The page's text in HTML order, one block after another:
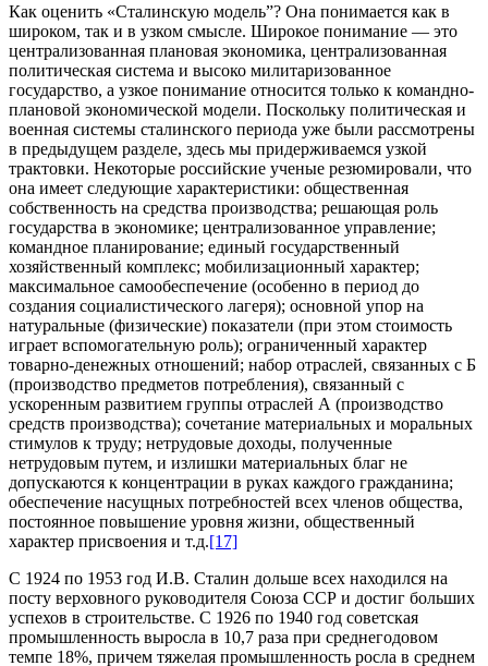
Как оценить «Сталинскую модель”? Она понимается как в
широком, так и в узком смысле. Широкое понимание — это
централизованная плановая экономика, централизованная
политическая система и высоко милитаризованное
государство, а узкое понимание относится только к командно-
плановой экономической модели. Поскольку политическая и
военная системы сталинского периода уже были рассмотрены
в предыдущем разделе, здесь мы придерживаемся узкой
трактовки. Некоторые российские ученые резюмировали, что
она имеет следующие характеристики: общественная
собственность на средства производства; решающая роль
государства в экономике; централизованное управление;
командное планирование; единый государственный
хозяйственный комплекс; мобилизационный характер;
максимальное самообеспечение (особенно в период до
создания социалистического лагеря); основной упор на
натуральные (физические) показатели (при этом стоимость
играет вспомогательную роль); ограниченный характер
товарно-денежных отношений; набор отраслей, связанных с Б
(производство предметов потребления), связанный с
ускоренным развитием группы отраслей А (производство
средств производства); сочетание материальных и моральных
стимулов к труду; нетрудовые доходы, полученные
нетрудовым путем, и излишки материальных благ не
допускаются к концентрации в руках каждого гражданина;
обеспечение насущных потребностей всех членов общества,
постоянное повышение уровня жизни, общественный
характер присвоения и т.д.[17]
С 1924 по 1953 год И.В. Сталин дольше всех находился на
посту верховного руководителя Союза ССР и достиг больших
успехов в строительстве. С 1926 по 1940 год советская
промышленность выросла в 10,7 раза при среднегодовом
темпе 18%, причем тяжелая промышленность росла в среднем